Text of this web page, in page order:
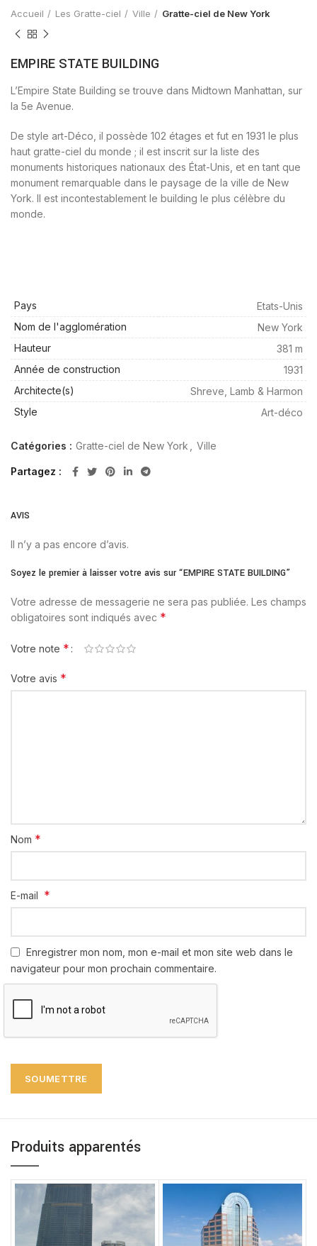
Accueil Les Gratte-ciel Ville Gratte-ciel de New York
EMPIRE STATE BUILDING
L’Empire State Building se trouve dans Midtown Manhattan, sur
la 5e Avenue.
De style art-Déco, il possède 102 étages et fut en 1931 le plus
haut gratte-ciel du monde ; il est inscrit sur la liste des
monuments historiques nationaux des État-Unis, et en tant que
monument remarquable dans le paysage de la ville de New
York. Il est incontestablement le building le plus célèbre du
monde.
Pays
Etats-Unis
Nom de l'agglomération
New York
Hauteur
381 m
Année de construction
1931
Architecte(s)
Shreve, Lamb & Harmon
Style
Art-déco
Catégories : Gratte-ciel de New York Ville
Partagez
AVIS
Il n’y a pas encore d’avis.
Soyez le premier à laisser votre avis sur “EMPIRE STATE BUILDING”
Votre adresse de messagerie ne sera pas publiée. Les champs
obligatoires sont indiqués avec *
Votre note *
Votre avis *
Nom *
E-mail *
Enregistrer mon nom, mon e-mail et mon site web dans le
navigateur pour mon prochain commentaire.
Produits apparentés